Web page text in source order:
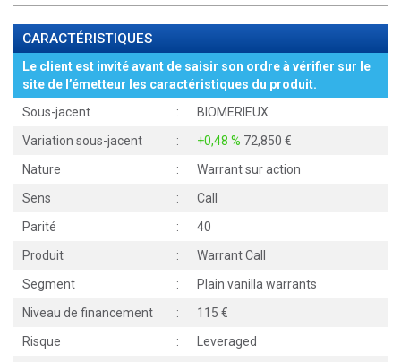
CARACTÉRISTIQUES
Le client est invité avant de saisir son ordre à vérifier sur le
site de l’émetteur les caractéristiques du produit.
Sous-jacent
:
BIOMERIEUX
Variation sous-jacent
: +0,48 % 72,850
Nature
:
Warrant sur action
Sens
:
Call
Parité
:
40
Produit
:
Warrant Call
Segment
:
Plain vanilla warrants
Niveau de financement
:
115
Risque
: Leveraged